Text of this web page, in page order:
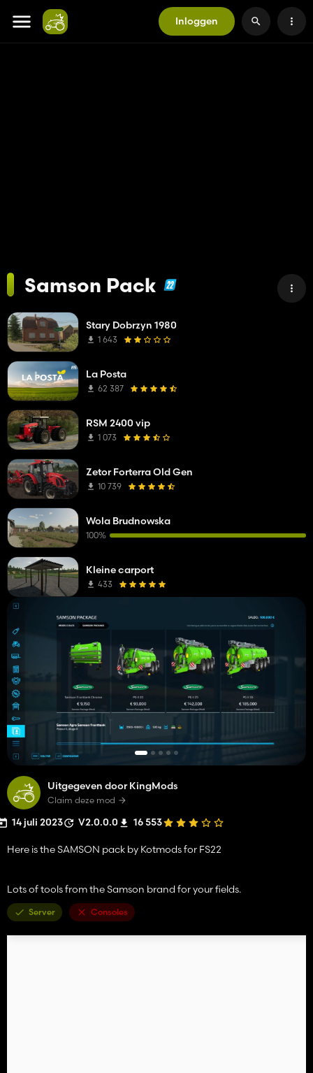
Inloggen
Samson Pack
Uitgegeven door KingMods
Claim deze mod
14 juli 2023 V2.0.0.0 16 553
Here is the SAMSON pack by Kotmods for FS22
Lots of tools from the Samson brand for your fields.
Server Consoles
Stary Dobrzyn 1980
1 643
La Posta
62 387
RSM 2400 vip
1 073
Zetor Forterra Old Gen
10 739
Wola Brudnowska
100%
Kleine carport
433